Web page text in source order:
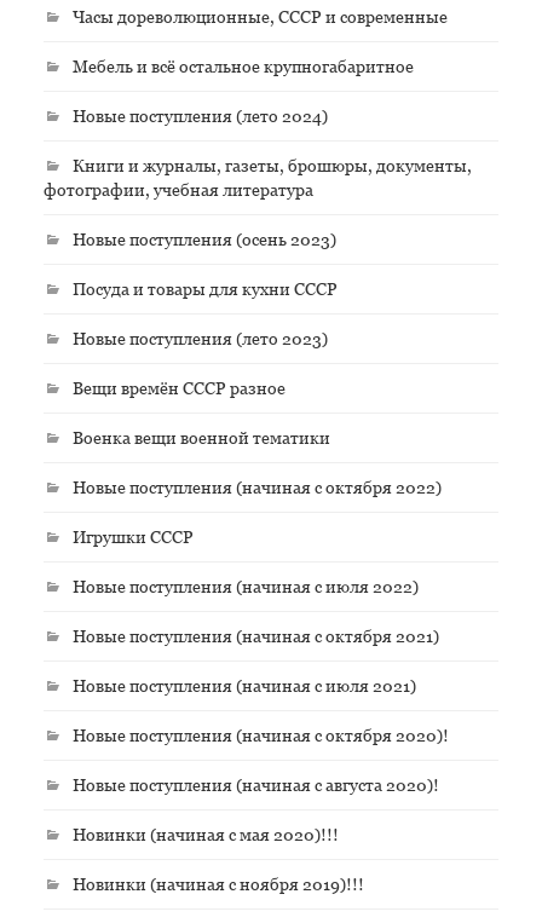
Часы дореволюционные, СССР и современные
Мебель и всё остальное крупногабаритное
Новые поступления (лето 2024)
Книги и журналы, газеты, брошюры, документы,
фотографии, учебная литература
Новые поступления (осень 2023)
Посуда и товары для кухни СССР
Новые поступления (лето 2023)
Вещи времён СССР разное
Военка вещи военной тематики
Новые поступления (начиная с октября 2022)
Игрушки СССР
Новые поступления (начиная с июля 2022)
Новые поступления (начиная с октября 2021)
Новые поступления (начиная с июля 2021)
Новые поступления (начиная с октября 2020)!
Новые поступления (начиная с августа 2020)!
Новинки (начиная с мая 2020)!!!
Новинки (начиная с ноября 2019)!!!